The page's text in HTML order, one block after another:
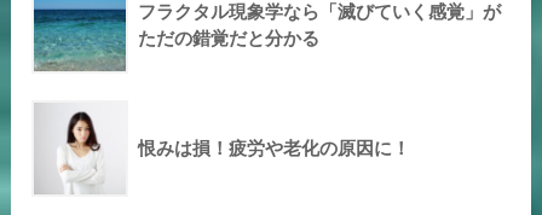
フラクタル現象学なら「滅びていく感覚」が
ただの錯覚だと分かる
恨みは損！疲労や老化の原因に！